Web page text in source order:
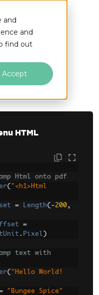
and
and
find out
Accept
HTML
Html onto pdf
( "<h1>Html
= Length(-200,
=
. Pixel )
text with
( "Hello World!
"Bungee Spice"